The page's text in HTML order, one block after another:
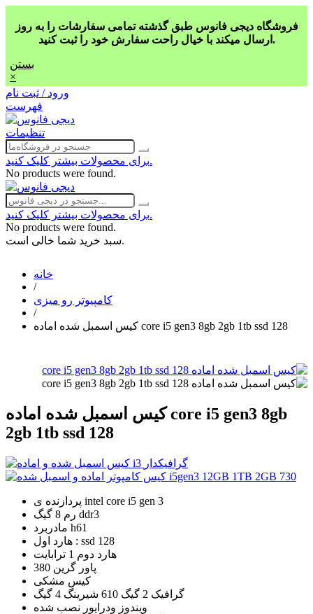
فروشگاه دیجی فانوس طبق گذشته تمامی سفارشات را به روز
ارسال میکند با خیال راحت سفارش خود را ثبت کنید.
بستن
×
ورود / ثبت نام
فهرست
تنظیمات
برای محصولات بیشتر کلیک کنید.
No products were found.
برای محصولات بیشتر کلیک کنید.
No products were found.
سبد خرید شما خالی است.
خانه
/
کامپیوتر رو میزی
/
کیس اسمبل شده اماده core i5 gen3 8gb 2gb 1tb ssd 128
کیس اسمبل شده اماده core i5 gen3 8gb
2gb 1tb ssd 128
پردازنده ی intel core i5 gen 3
رم 8 گیگ ddr3
مادربرد h61
هارد اول : ssd 128
هارد دوم 1 ترابایت
کیس مشکی
گرافیک 2 گیگ 610 شیرینگ 4 گیگ
ویندوز ودرایور نصب شده